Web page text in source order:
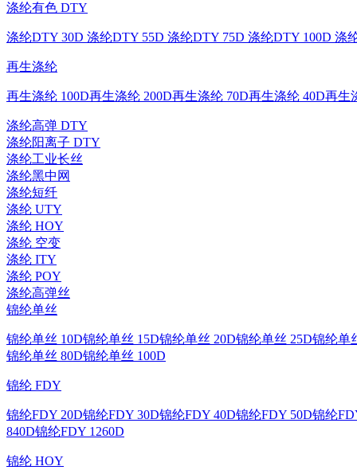
涤纶有色 DTY
涤纶DTY 30D 涤纶DTY 55D 涤纶DTY 75D 涤纶DTY 100D 涤
再生涤纶
再生涤纶 100D再生涤纶 200D再生涤纶 70D再生涤纶 40D再生
涤纶高弹 DTY
涤纶阳离子 DTY
涤纶工业长丝
涤纶黑中网
涤纶短纤
涤纶 UTY
涤纶 HOY
涤纶 空变
涤纶 ITY
涤纶 POY
涤纶高弹丝
锦纶单丝
锦纶单丝 10D锦纶单丝 15D锦纶单丝 20D锦纶单丝 25D锦纶单
锦纶单丝 80D锦纶单丝 100D
锦纶 FDY
锦纶FDY 20D锦纶FDY 30D锦纶FDY 40D锦纶FDY 50D锦纶
840D锦纶FDY 1260D
锦纶 HOY